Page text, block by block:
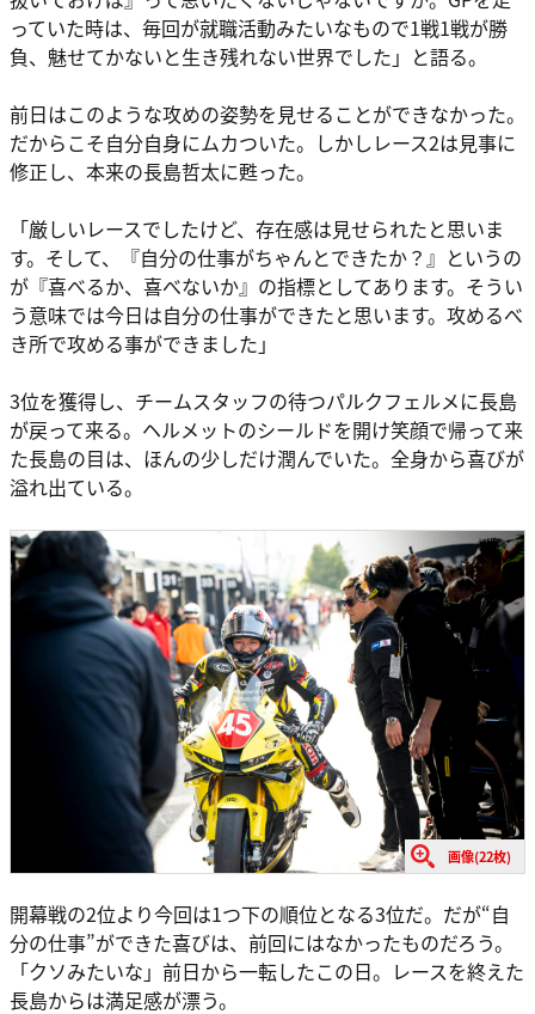
っていた時は、毎回が就職活動みたいなもので1戦1戦が勝
負、魅せてかないと生き残れない世界でした」と語る。
前日はこのような攻めの姿勢を見せることができなかった。
だからこそ自分自身にムカついた。しかしレース2は見事に
修正し、本来の長島哲太に甦った。
「厳しいレースでしたけど、存在感は見せられたと思いま
す。そして、『自分の仕事がちゃんとできたか？』というの
が『喜べるか、喜べないか』の指標としてあります。そうい
う意味では今日は自分の仕事ができたと思います。攻めるべ
き所で攻める事ができました」
3位を獲得し、チームスタッフの待つパルクフェルメに長島
が戻って来る。ヘルメットのシールドを開け笑顔で帰って来
た長島の目は、ほんの少しだけ潤んでいた。全身から喜びが
溢れ出ている。
画像(22枚)
開幕戦の2位より今回は1つ下の順位となる3位だ。だが“自
分の仕事”ができた喜びは、前回にはなかったものだろう。
「クソみたいな」前日から一転したこの日。レースを終えた
長島からは満足感が漂う。